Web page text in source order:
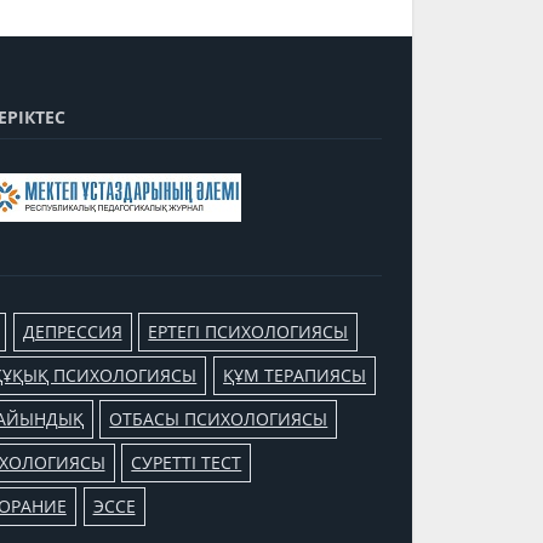
ДЕПРЕССИЯ
ЕРТЕГІ ПСИХОЛОГИЯСЫ
ПСИХОЛОГИЯСЫ
ҚҰМ ТЕРАПИЯСЫ
ОТБАСЫ ПСИХОЛОГИЯСЫ
СУРЕТТІ ТЕСТ
ЭССЕ